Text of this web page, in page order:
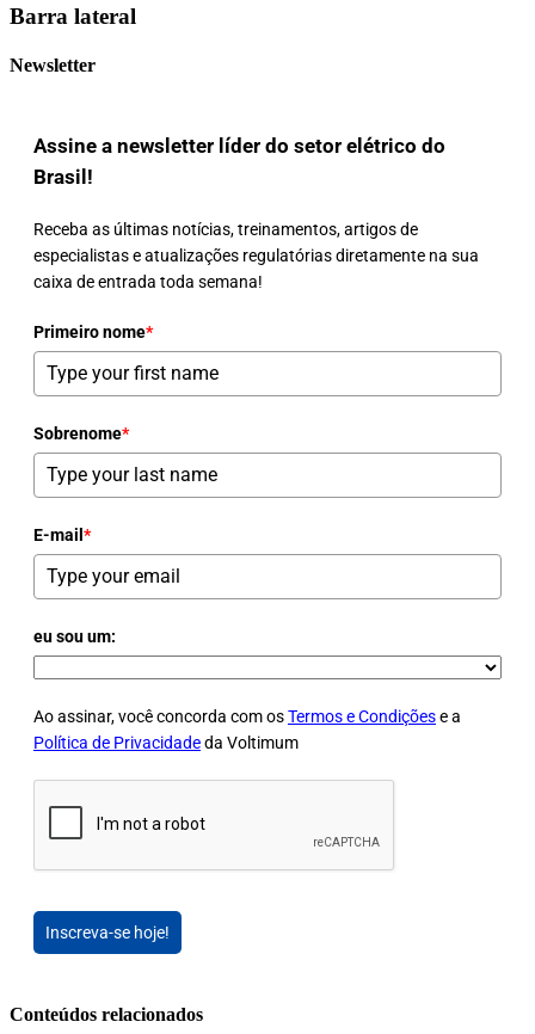
Barra lateral
Newsletter
Assine a newsletter líder do setor elétrico do
Brasil!
Receba as últimas notícias, treinamentos, artigos de
especialistas e atualizações regulatórias diretamente na sua
caixa de entrada toda semana!
Primeiro nome*
Sobrenome*
E-mail *
eu sou um:
Ao assinar, você concorda com osTermos e Condiçõese a
Política de Privacidadeda Voltimum
Inscreva-se hoje!
Conteúdos relacionados